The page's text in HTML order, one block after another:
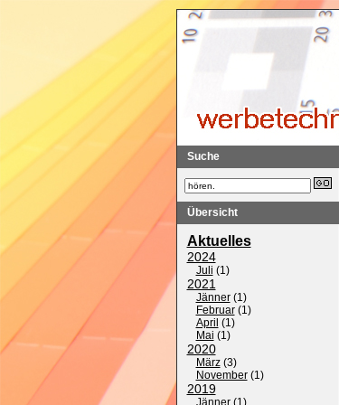
Suche
Übersicht
Aktuelles
2024
Juli (1)
2021
Jänner(1)
Februar(1)
April (1)
Mai (1)
2020
März(3)
November(1)
2019
Jänner(1 )